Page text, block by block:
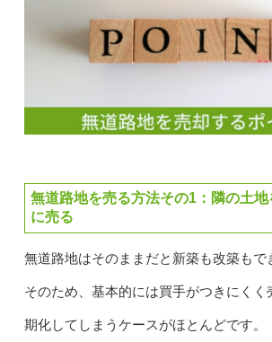
無道路地を売る方法その1：隣の土地
に売る
無道路地はそのままだと新築も改築もで
そのため、基本的には買手がつきにくく
期化してしまうケースがほとんどです。